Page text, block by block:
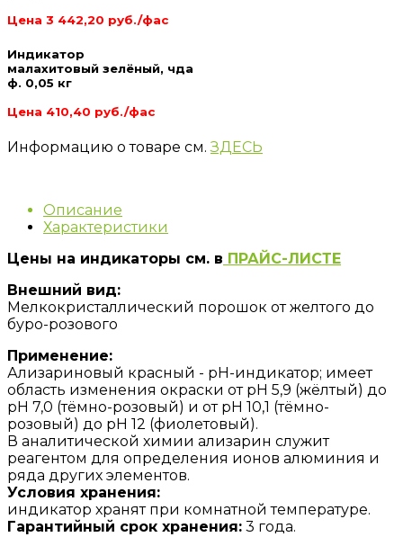
Цена 3 442,20 руб./фас
Индикатор
малахитовый зелёный, чда
ф. 0,05 кг
Цена 410,40 руб./фас
Информацию о товаре см.ЗДЕСЬ
Описание
Характеристики
Цены на индикаторы см. в ПРАЙС-ЛИСТЕ
Внешний вид:
Мелкокристаллический порошок от желтого до
буро-розового
Применение:
Ализариновый красный - pH-индикатор; имеет
область изменения окраски от pH 5,9 (жёлтый) до
pH 7,0 (тёмно-розовый) и от pH 10,1 (тёмно-
розовый) до pH 12 (фиолетовый).
В аналитической химии ализарин служит
реагентом для определения ионов алюминия и
ряда других элементов.
Условия хранения:
индикатор хранят при комнатной температуре.
Гарантийный срок хранения: 3 года.